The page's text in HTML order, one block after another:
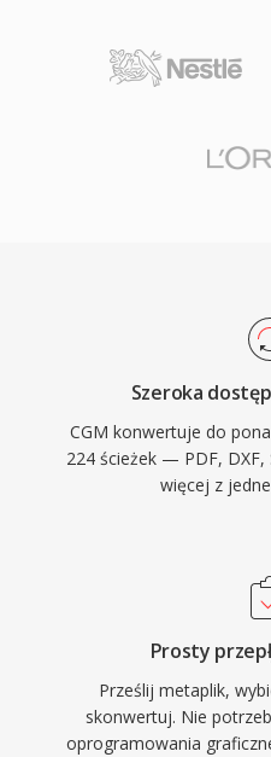
Szeroka
CGM konwertuje do
224 ścieżek — PDF, DXF,
więcej z
Prosty
Prześlij metaplik,
skonwertuj. Nie
oprogramowania